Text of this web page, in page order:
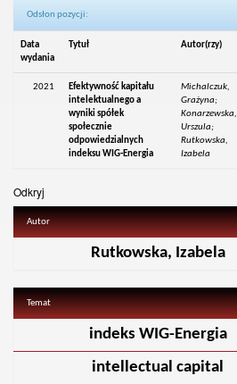
Odsłon pozycji:
Data
wydania
Tytuł Autor(rzy)
2021
Efektywność kapitału
intelektualnego a
wyniki spółek
społecznie
odpowiedzialnych
indeksu WIG-Energia
Michalczuk,
Grażyna;
Konarzewska,
Urszula;
Rutkowska,
Izabela
Odkryj
Autor
Rutkowska, Izabela
Temat
indeks WIG-Energia
intellectual capital